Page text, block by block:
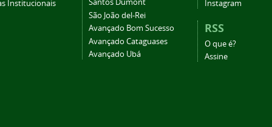
Institucionais
Santos Dumont
São João del-Rei
Avançado Bom Sucesso
Avançado Cataguases
Avançado Ubá
Instagram
RSS
O que é?
Assine